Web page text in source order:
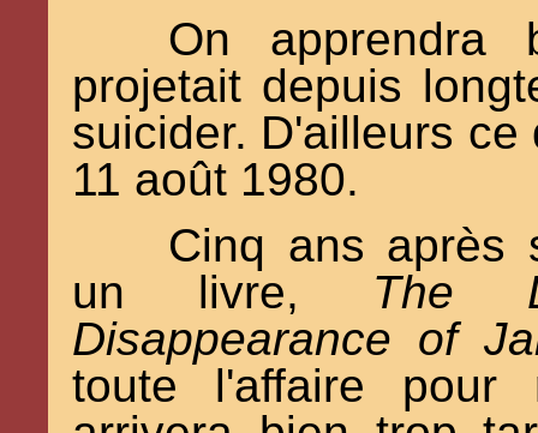
On apprendra
projetait depuis
suicider. D'ailleurs
11 août 1980.
Cinq ans après
un livre, The
Disappearance of
toute l'affaire